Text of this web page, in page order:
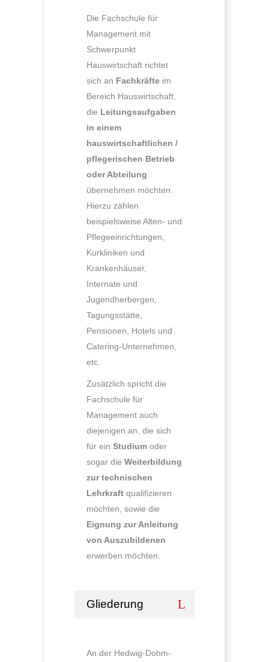
Die Fachschule für
Management mit
Schwerpunkt
Hauswirtschaft richtet
sich an Fachkräfte im
Bereich Hauswirtschaft,
die Leitungsaufgaben
in einem
hauswirtschaftlichen /
pflegerischen Betrieb
oder Abteilung
übernehmen möchten.
Hierzu zählen
beispielsweise Alten- und
Pflegeeinrichtungen,
Kurkliniken und
Krankenhäuser,
Internate und
Jugendherbergen,
Tagungsstätte,
Pensionen, Hotels und
Catering-Unternehmen,
etc.
Zusätzlich spricht die
Fachschule für
Management auch
diejenigen an, die sich
für ein Studium oder
sogar die Weiterbildung
zur technischen
Lehrkraft qualifizieren
möchten, sowie die
Eignung zur Anleitung
von Auszubildenen
erwerben möchten.
Gliederung
An der Hedwig-Dohm-